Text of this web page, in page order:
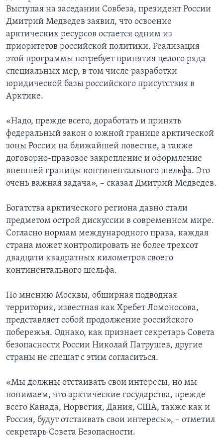
Learning English
СОЦИАЛЬНЫЕ СЕТИ
Выступая на заседании Совбеза, президент России
Дмитрий Медведев заявил, что освоение
арктических ресурсов остается одним из
приоритетов российской политики. Реализация
этой программы потребует принятия целого ряда
специальных мер, в том числе разработки
юридической базы российского присутствия в
Арктике.
«Надо, прежде всего, доработать и принять
федеральный закон о южной границе арктической
зоны России на ближайшей повестке, а также
договорно-правовое закрепление и оформление
внешней границы континентального шельфа. Это
очень важная задача», – сказал Дмитрий Медведев.
Богатства арктического региона давно стали
предметом острой дискуссии в современном мире.
Согласно нормам международного права, каждая
страна может контролировать не более трехсот
двадцати квадратных километров своего
континентального шельфа.
По мнению Москвы, обширная подводная
территория, известная как Хребет Ломоносова,
представляет собой продолжение российского
побережья. Однако, как признает секретарь Совета
безопасности России Николай Патрушев, другие
страны не спешат с этим согласиться.
«Мы должны отстаивать свои интересы, но мы
понимаем, что арктические государства, прежде
всего Канада, Норвегия, Дания, США, также как и
Россия, будут отстаивать свои интересы», – отметил
секретарь Совета Безопасности.